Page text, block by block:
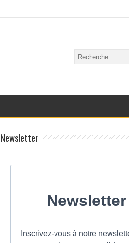
Newsletter